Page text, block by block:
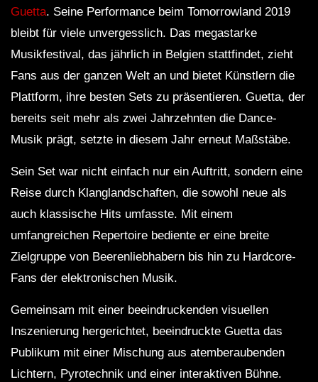
Guetta. Seine Performance beim Tomorrowland 2019
bleibt für viele unvergesslich. Das megastarke
Musikfestival, das jährlich in Belgien stattfindet, zieht
Fans aus der ganzen Welt an und bietet Künstlern die
Plattform, ihre besten Sets zu präsentieren. Guetta, der
bereits seit mehr als zwei Jahrzehnten die Dance-
Musik prägt, setzte in diesem Jahr erneut Maßstäbe.
Sein Set war nicht einfach nur ein Auftritt, sondern eine
Reise durch Klanglandschaften, die sowohl neue als
auch klassische Hits umfasste. Mit einem
umfangreichen Repertoire bediente er eine breite
Zielgruppe von Beerenliebhabern bis hin zu Hardcore-
Fans der elektronischen Musik.
Gemeinsam mit einer beeindruckenden visuellen
Inszenierung hergerichtet, beeindruckte Guetta das
Publikum mit einer Mischung aus atemberaubenden
Lichtern, Pyrotechnik und einer interaktiven Bühne.